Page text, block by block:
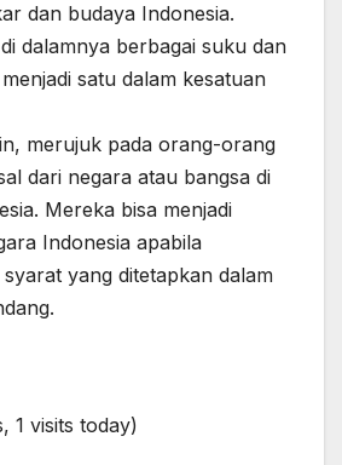
dan budaya Indonesia.
dalamnya berbagai suku dan
satu dalam kesatuan
merujuk pada orang-orang
dari negara atau bangsa di
Mereka bisa menjadi
Indonesia apabila
yang ditetapkan dalam
1 visits today)